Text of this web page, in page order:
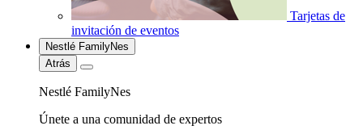
Tarjetas de
invitación de eventos
Nestlé FamilyNes
Atrás
Nestlé FamilyNes
Únete a una comunidad de expertos